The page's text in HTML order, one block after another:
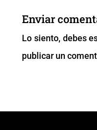
b
o
o
k
Enviar
Lo siento, debes
publicar un